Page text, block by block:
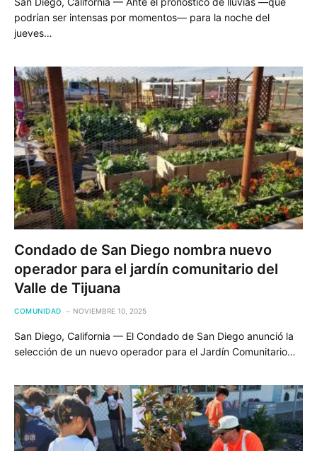
podrían ser intensas por momentos— para la noche del
jueves…
Condado de San Diego nombra nuevo
operador para el jardín comunitario del
Valle de Tijuana
COMUNIDAD NOVIEMBRE 10, 2025
San Diego, California — El Condado de San Diego anunció la
selección de un nuevo operador para el Jardín Comunitario…